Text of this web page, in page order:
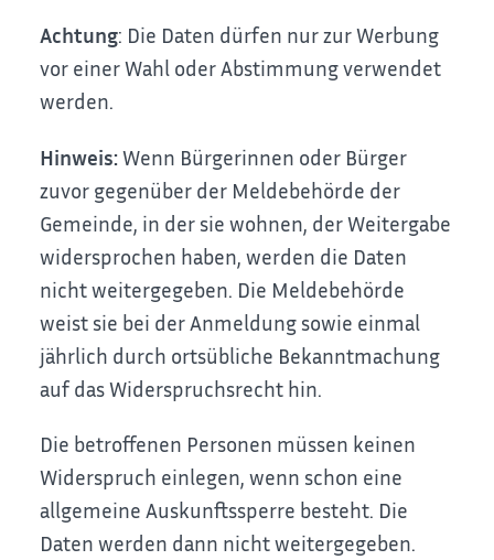
Achtung: Die Daten dürfen nur zur Werbung
vor einer Wahl oder Abstimmung verwendet
werden.
Hinweis:Wenn Bürgerinnen oder Bürger
zuvor gegenüber der Meldebehörde der
Gemeinde, in der sie wohnen, der Weitergabe
widersprochen haben, werden die Daten
nicht weitergegeben. Die Meldebehörde
weist sie bei der Anmeldung sowie einmal
jährlich durch ortsübliche Bekanntmachung
auf das Widerspruchsrecht hin.
Die betroffenen Personen müssen keinen
Widerspruch einlegen, wenn schon eine
allgemeine Auskunftssperre besteht. Die
Daten werden dann nicht weitergegeben.